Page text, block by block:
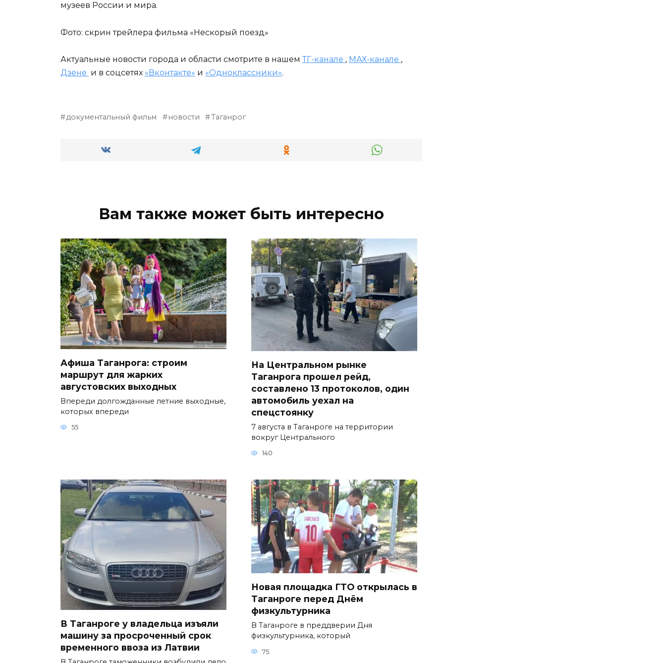
музеев России и мира.
Фото: скрин трейлера фильма «Нескорый поезд»
Актуальные новости города и области смотрите в нашем ТГ-канале , МАХ-канале ,
Дзене и в соцсетях «Вконтакте» и «Одноклассники».
документальный фильм новости Таганрог
Вам также может быть интересно
Афиша Таганрога: строим
маршрут для жарких
августовских выходных
Впереди долгожданные летние выходные,
которых впереди
55
На Центральном рынке
Таганрога прошел рейд,
составлено 13 протоколов, один
автомобиль уехал на
спецстоянку
7 августа в Таганроге на территории
вокруг Центрального
140
В Таганроге у владельца изъяли
машину за просроченный срок
временного ввоза из Латвии
Новая площадка ГТО открылась в
Таганроге перед Днём
физкультурника
В Таганроге в преддверии Дня
физкультурника, который
75